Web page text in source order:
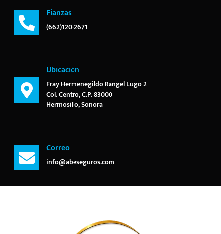
Fianzas
(662)120-2671
Ubicación
Fray Hermenegildo Rangel Lugo 2
Col. Centro, C.P. 83000
Hermosillo, Sonora
Correo
info@abeseguros.com